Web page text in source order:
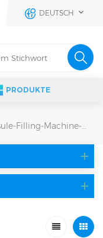
DEUTSCH
PRODUKTE
Semi-Automatic-Capsule-Filling-Machine-Price